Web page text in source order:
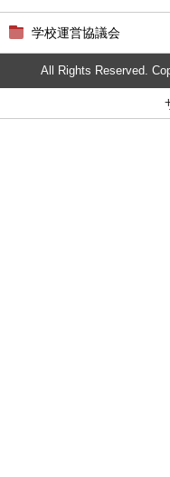
学校運営協議会
All Rights Reserved.